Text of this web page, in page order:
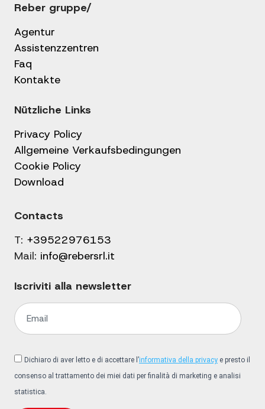
Reber gruppe/
Agentur
Assistenzzentren
Faq
Kontakte
Nützliche Links
Privacy Policy
Allgemeine Verkaufsbedingungen
Cookie Policy
Download
Contacts
T: +39522976153
Mail: info@rebersrl.it
Iscriviti alla newsletter
Dichiaro di aver letto e di accettare l’informativa della privacy e presto il
consenso al trattamento dei miei dati per finalità di marketing e analisi
statistica.